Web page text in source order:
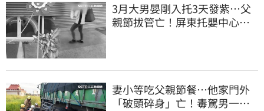
3月大男嬰剛入托3天發紫…父
親節拔管亡！屏東托嬰中心回9
妻小等吃父親節餐⋯他家門外
「破頭碎身」亡！毒駕男一路